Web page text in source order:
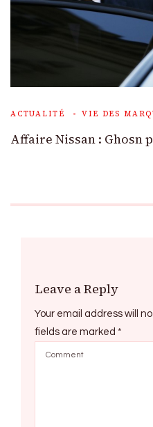
ACTUALITÉ VIE DES
Affaire Nissan : Ghosn
Leave a Reply
Your email address will
fields are marked *